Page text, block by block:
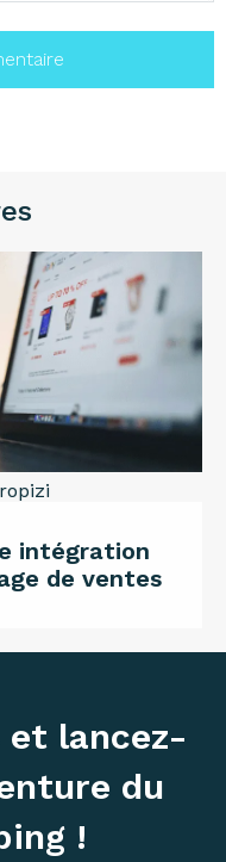
intégration
de ventes
et lancez-
du
!